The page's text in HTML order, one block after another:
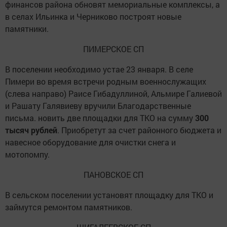
финансов района обновят мемориальные комплексы, а
в селах Ильинка и Черниково построят новые
памятники.
ПИМЕРСКОЕ СП
В поселении необходимо устаe 23 января. В селе
Пимери во время встречи родным военнослужащих
(слева направо) Раисе Гибадуллиной, Альмире Галиевой
и Рашату Галявиеву вручили Благодарственные
письма. новить две площадки для ТКО на сумму 300
тысяч рублей. Приобретут за счет районного бюджета и
навесное оборудование для очистки снега и
мотопомпу.
ПАНОВСКОЕ СП
В сельском поселении установят площадку для ТКО и
займутся ремонтом памятников.